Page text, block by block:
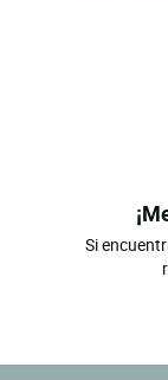
Si